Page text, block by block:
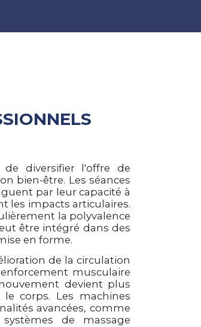
diversifier l'offre de
bien-être. Les séances
par leur capacité à
les impacts articulaires.
la polyvalence
être intégré dans des
en forme.
de la circulation
musculaire
devient plus
corps. Les machines
avancées, comme
de massage